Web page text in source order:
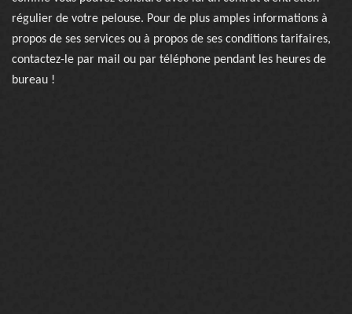
régulier de votre pelouse. Pour de plus amples informations à
propos de ses services ou à propos de ses conditions tarifaires,
contactez-le par mail ou par téléphone pendant les heures de
bureau !